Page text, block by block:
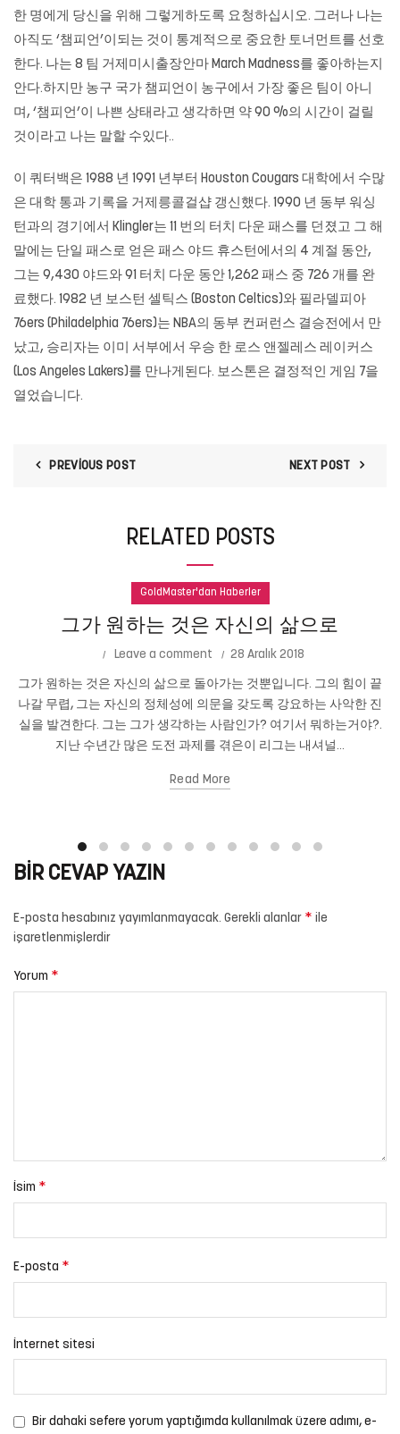
한 명에게 당신을 위해 그렇게하도록 요청하십시오. 그러나 나는
아직도 ‘챔피언’이되는 것이 통계적으로 중요한 토너먼트를 선호
한다. 나는 8 팀 거제미시출장안마 March Madness를 좋아하는지
안다.하지만 농구 국가 챔피언이 농구에서 가장 좋은 팀이 아니
며, ‘챔피언’이 나쁜 상태라고 생각하면 약 90 %의 시간이 걸릴
것이라고 나는 말할 수있다..
이 쿼터백은 1988 년 1991 년부터 Houston Cougars 대학에서 수많
은 대학 통과 기록을 거제릉콜걸샵 갱신했다. 1990 년 동부 워싱
턴과의 경기에서 Klingler는 11 번의 터치 다운 패스를 던졌고 그 해
말에는 단일 패스로 얻은 패스 야드 휴스턴에서의 4 계절 동안,
그는 9,430 야드와 91 터치 다운 동안 1,262 패스 중 726 개를 완
료했다. 1982 년 보스턴 셀틱스 (Boston Celtics)와 필라델피아
76ers (Philadelphia 76ers)는 NBA의 동부 컨퍼런스 결승전에서 만
났고, 승리자는 이미 서부에서 우승 한 로스 앤젤레스 레이커스
(Los Angeles Lakers)를 만나게된다. 보스톤은 결정적인 게임 7을
열었습니다.
PREVIOUS POST NEXT POST
RELATED POSTS
GoldMaster'dan Haberler
그가 원하는 것은 자신의 삶으로
Leave a comment 28 Aralık 2018
그가 원하는 것은 자신의 삶으로 돌아가는 것뿐입니다. 그의 힘이 끝
나갈 무렵, 그는 자신의 정체성에 의문을 갖도록 강요하는 사악한 진
실을 발견한다. 그는 그가 생각하는 사람인가? 여기서 뭐하는거야?.
지난 수년간 많은 도전 과제를 겪은이 리그는 내셔널...
Read More
BIR CEVAP YAZIN
E-posta hesabınız yayımlanmayacak. Gerekli alanlar * ile
işaretlenmişlerdir
Yorum *
İsim *
E-posta *
İnternet sitesi
Bir dahaki sefere yorum yaptığımda kullanılmak üzere adımı, e-